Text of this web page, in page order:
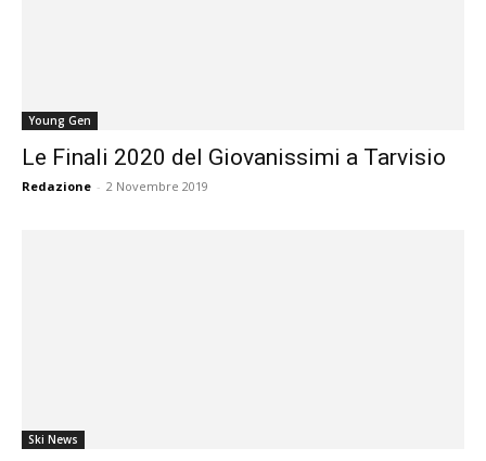
Young Gen
Le Finali 2020 del Giovanissimi a Tarvisio
Redazione - 2 Novembre 2019
Ski News